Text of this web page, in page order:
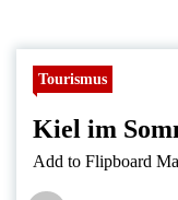
Tourismus
Kiel im
Add to Flipboard